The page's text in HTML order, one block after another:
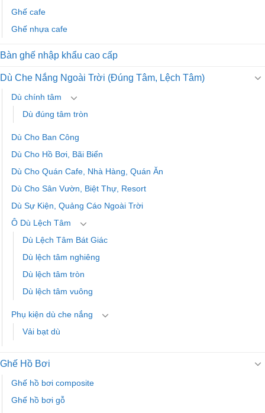
Ghế cafe
Ghế nhựa cafe
Bàn ghế nhập khẩu cao cấp
Dù Che Nắng Ngoài Trời (Đúng Tâm, Lệch Tâm)
Dù chính tâm
Dù đúng tâm tròn
Dù Cho Ban Công
Dù Cho Hồ Bơi, Bãi Biển
Dù Cho Quán Cafe, Nhà Hàng, Quán Ăn
Dù Cho Sân Vườn, Biệt Thự, Resort
Dù Sự Kiện, Quảng Cáo Ngoài Trời
Ô Dù Lệch Tâm
Dù Lệch Tâm Bát Giác
Dù lệch tâm nghiêng
Dù lệch tâm tròn
Dù lệch tâm vuông
Phụ kiện dù che nắng
Vải bạt dù
Ghế Hồ Bơi
Ghế hồ bơi composite
Ghế hồ bơi gỗ